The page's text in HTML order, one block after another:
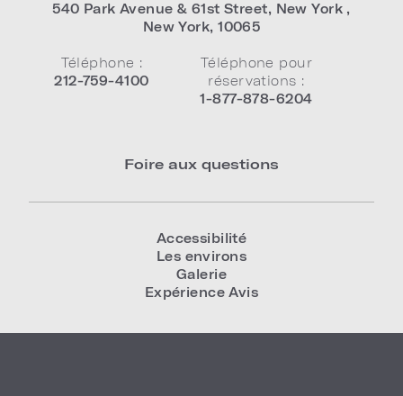
540 Park Avenue & 61st Street, New York ,
New York,10065
Téléphone :
212-759-4100
Téléphone pour
réservations :
1-877-878-6204
Foire aux questions
Accessibilité
Les environs
Galerie
Expérience Avis